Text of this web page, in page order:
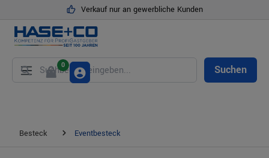
Verkauf nur an gewerbliche Kunden
Suchen
0
Besteck Eventbesteck